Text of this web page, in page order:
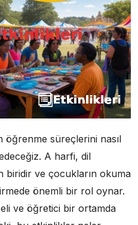
öğrenme süreçlerini nasıl
A harfi, dil
biridir ve çocukların okuma
önemli bir rol oynar.
ve öğretici bir ortamda